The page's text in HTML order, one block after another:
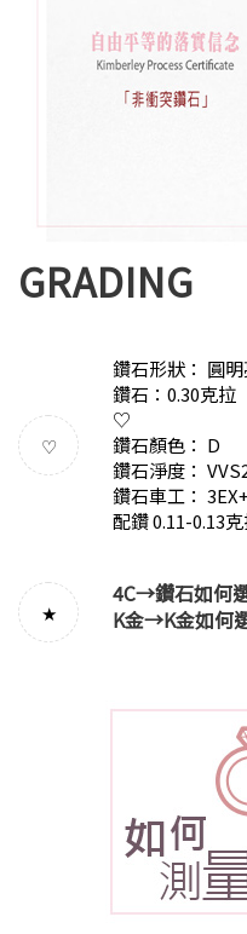
GRADING
♡
鑽石形狀： 圓
鑽石：0.30克拉
♡
鑽石顏色： D
鑽石淨度：
鑽石車工：
配鑽 0.11-0.13
★
4C→鑽石如何
K金→K金如何